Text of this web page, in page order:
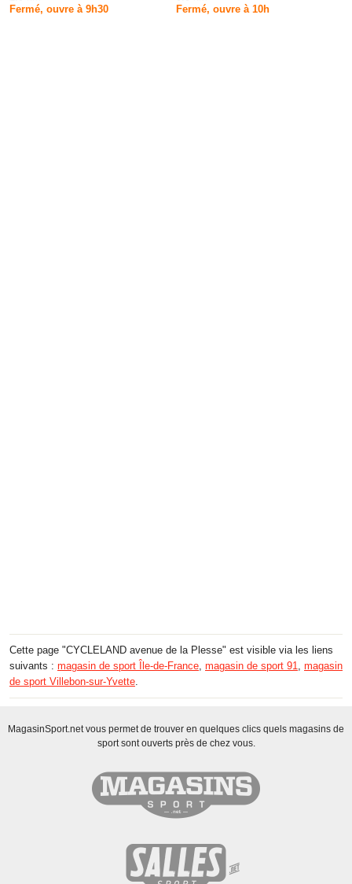
Fermé, ouvre à 9h30
Fermé, ouvre à 10h
Cette page "CYCLELAND avenue de la Plesse" est visible via les liens
suivants : magasin de sport Île-de-France magasin de sport 91
magasin
de sport Villebon-sur-Yvette
MagasinSport.net vous permet de trouver en quelques clics quels magasins de
sport sont ouverts près de chez vous.